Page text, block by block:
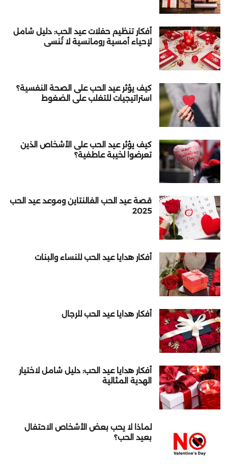
أفكار تنظيم حفلات عيد الحب: دليل شامل
لإحياء أمسية رومانسية لا تُنسى
كيف يؤثر عيد الحب على الصحة النفسية؟
استراتيجيات للتغلب على الضغوط
كيف يؤثر عيد الحب على الأشخاص الذين
تعرضوا لخيبة عاطفية؟
قصة عيد الحب الفالنتاين وموعد عيد الحب
2025
أفكار هدايا عيد الحب للنساء والبنات
أفكار هدايا عيد الحب للرجال
أفكار هدايا عيد الحب: دليل شامل لاختيار
الهدية المثالية
لماذا لا يحب بعض الأشخاص الاحتفال
بعيد الحب؟